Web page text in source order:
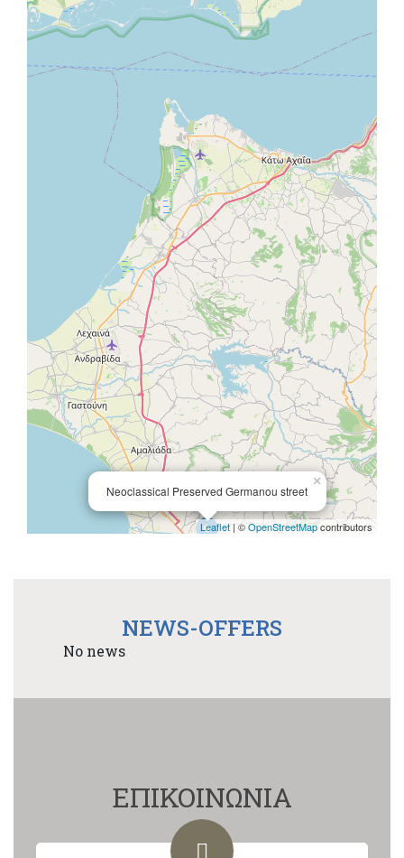
Neoclassical Preserved Germanou street
×
Leaflet | ©OpenStreetMapcontributors
NEWS-OFFERS
No news
ΕΠΙΚΟΙΝΩΝΙΑ